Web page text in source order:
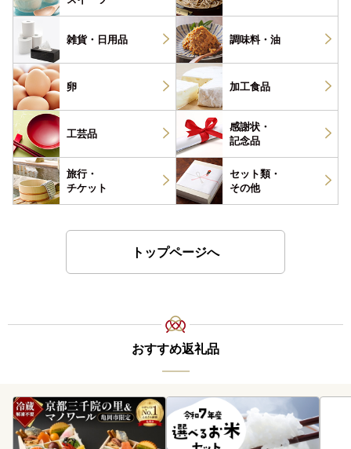
雑貨・ 日用品 調味料・ 油
卵 加工食品
工芸品
感謝状・
記念品
旅行・
チケット
セット類・
その他
トップページへ
おすすめ返礼品